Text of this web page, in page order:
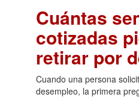
Cuántas
cotizadas
retirar por
Cuando una persona
desempleo, la primera